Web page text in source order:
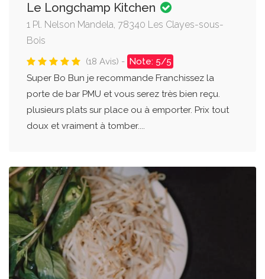
Le Longchamp Kitchen
1 Pl. Nelson Mandela, 78340 Les Clayes-sous-
Bois
(18 Avis) - Note: 5/5
Super Bo Bun je recommande Franchissez la
porte de bar PMU et vous serez très bien reçu.
plusieurs plats sur place ou à emporter. Prix tout
doux et vraiment à tomber....